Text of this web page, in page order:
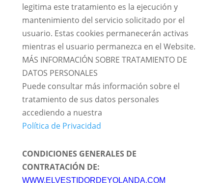
legitima este tratamiento es la ejecución y
mantenimiento del servicio solicitado por el
usuario. Estas cookies permanecerán activas
mientras el usuario permanezca en el Website.
MÁS INFORMACIÓN SOBRE TRATAMIENTO DE
DATOS PERSONALES
Puede consultar más información sobre el
tratamiento de sus datos personales
accediendo a nuestra
Política de Privacidad
CONDICIONES GENERALES DE
CONTRATACIÓN DE:
WWW.ELVESTIDORDEYOLANDA.COM